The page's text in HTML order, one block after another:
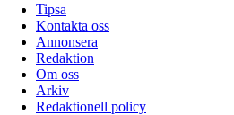
Tipsa
Kontakta oss
Annonsera
Redaktion
Om oss
Arkiv
Redaktionell policy